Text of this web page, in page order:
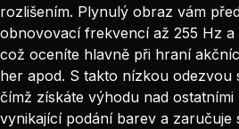
rozlišením. Plynulý obraz vám
obnovovací frekvencí až 255 Hz
což oceníte hlavně při hraní
her apod. S takto nízkou odezvou
čímž získáte výhodu nad
vynikající podání barev a zaručuje